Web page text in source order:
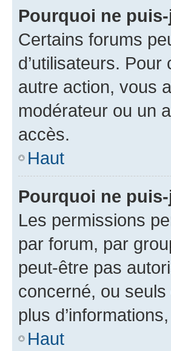
Pourquoi ne
Certains forums
d’utilisateurs.
autre action, vous
modérateur ou un
accès.
Haut
Pourquoi ne
Les permissions
par forum, par
peut-être pas
concerné, ou
plus
Haut